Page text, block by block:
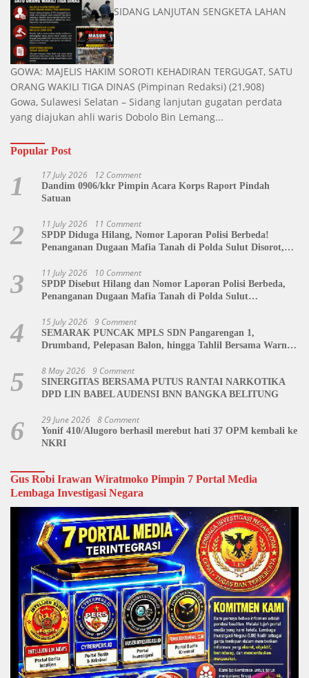
SIDANG LANJUTAN SENGKETA LAHAN
GOWA: MAJELIS HAKIM SOROTI KEHADIRAN TERGUGAT, SATU
ORANG WAKILI TIGA DINAS (Pimpinan Redaksi) (21,908)
Gowa, Sulawesi Selatan – Sidang lanjutan gugatan perdata
yang diajukan ahli waris Dobolo Bin Lemang...
Popular Post
1 17 July 2026 12 Comment
Dandim 0906/kkr Pimpin Acara Korps Raport Pindah
Satuan
2 11 July 2026 11 Comment
SPDP Diduga Hilang, Nomor Laporan Polisi Berbeda!
Penanganan Dugaan Mafia Tanah di Polda Sulut Disorot,
3 11 July 2026 10 Comment
SPDP Disebut Hilang dan Nomor Laporan Polisi Berbeda,
Penanganan Dugaan Mafia Tanah di Polda Sulut
4 15 July 2026 9 Comment
SEMARAK PUNCAK MPLS SDN Pangarengan 1,
Drumband, Pelepasan Balon, hingga Tahlil Bersama Warnai
5 8 May 2026 9 Comment
SINERGITAS BERSAMA PUTUS RANTAI NARKOTIKA
DPD LIN BABEL AUDENSI BNN BANGKA BELITUNG
6 29 June 2026 8 Comment
Yonif 410/Alugoro berhasil merebut hati 37 OPM kembali ke
NKRI
Gus Robi Irawan Wiratmoko Pimpin 7 Portal Media
Lembaga Investigasi Negara
Video
Player